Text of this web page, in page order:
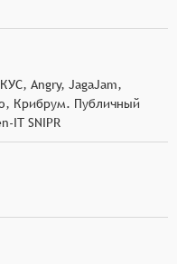
Angry, JagaJam,
Крибрум. Публичный
IT SNIPR